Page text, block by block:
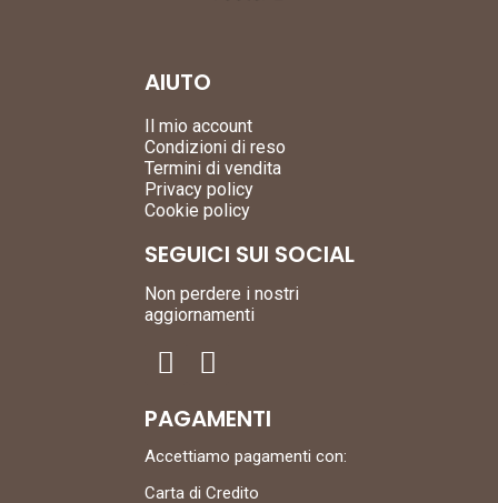
SEGUICI SUI SOCIAL
Non perdere i nostri
aggiornamenti
PAGAMENTI
Accettiamo pagamenti con:
Carta di Credito
AIUTO
Il mio account
Condizioni di reso
Termini di vendita
Privacy policy
Cookie policy